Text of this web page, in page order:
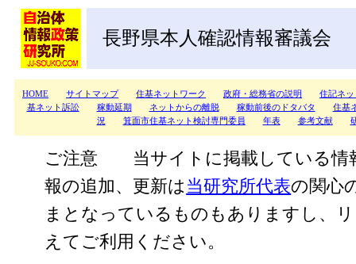
長野県本人確認情報審議会
HOME サイトマップ 住基ネットワーク 政府・総務省の説明
住記ネ
基ネット訴訟
稼動延期 ネットからの離脱 稼動前後のドタバタ
住基
況
箕面市住基ネット検討専門委員 年表 参考文献
ご注意 当サイトに掲載している情
報の追加、更新は 当研究所代表の関心
まとなっているものもありますし、
えてご利用ください。